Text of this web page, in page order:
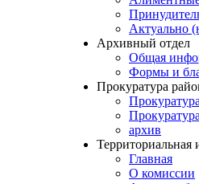
Актуально
Архивный отдел
Общая
Формы и
Прокуратура
архив
Территориальная
Главная
О комиссии